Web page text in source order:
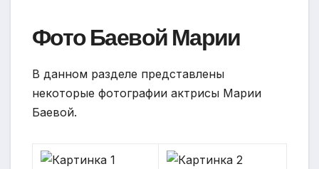
Фото Баевой Марии
В данном разделе представлены
некоторые фотографии актрисы Марии
Баевой.